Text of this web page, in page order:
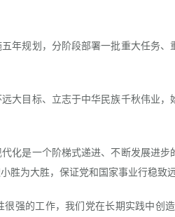
规划，分阶段部署一批重大任务、
目标、立志于中华民族千秋伟业，
是一个阶梯式递进、不断发展进步
胜为大胜，保证党和国家事业行稳致远
的工作，我们党在长期实践中创